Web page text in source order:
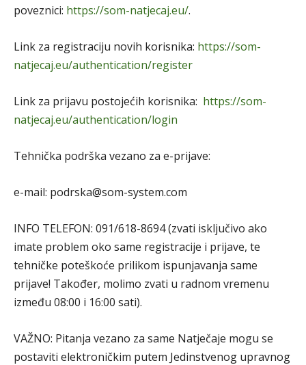
poveznici: https://som-natjecaj.eu/.
Link za registraciju novih korisnika: https://som-
natjecaj.eu/authentication/register
Link za prijavu postojećih korisnika: https://som-
natjecaj.eu/authentication/login
Tehnička podrška vezano za e-prijave:
e-mail: podrska@som-system.com
INFO TELEFON: 091/618-8694 (zvati isključivo ako
imate problem oko same registracije i prijave, te
tehničke poteškoće prilikom ispunjavanja same
prijave! Također, molimo zvati u radnom vremenu
između 08:00 i 16:00 sati).
VAŽNO: Pitanja vezano za same Natječaje mogu se
postaviti elektroničkim putem Jedinstvenog upravnog